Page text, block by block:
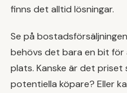
finns det alltid lösningar.
Se på
behövs det bara en bit
plats. Kanske är det priset
potentiella köpare? Eller